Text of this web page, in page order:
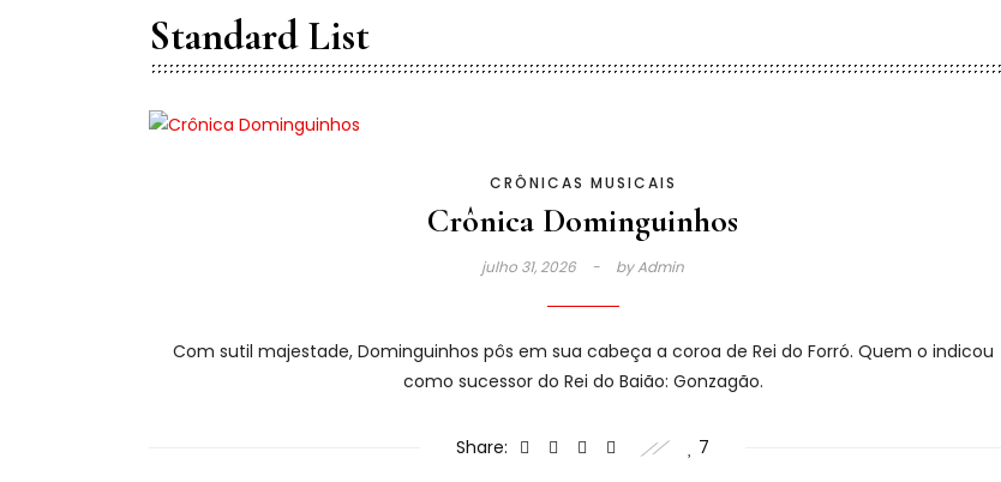
Standard List
CRÔNICAS MUSICAIS
Crônica Dominguinhos
julho 31, 2026 byAdmin
Com sutil majestade, Dominguinhos pôs em sua cabeça a coroa de Rei do Forró. Quem o indicou
como sucessor do Rei do Baião: Gonzagão.
Share: 7